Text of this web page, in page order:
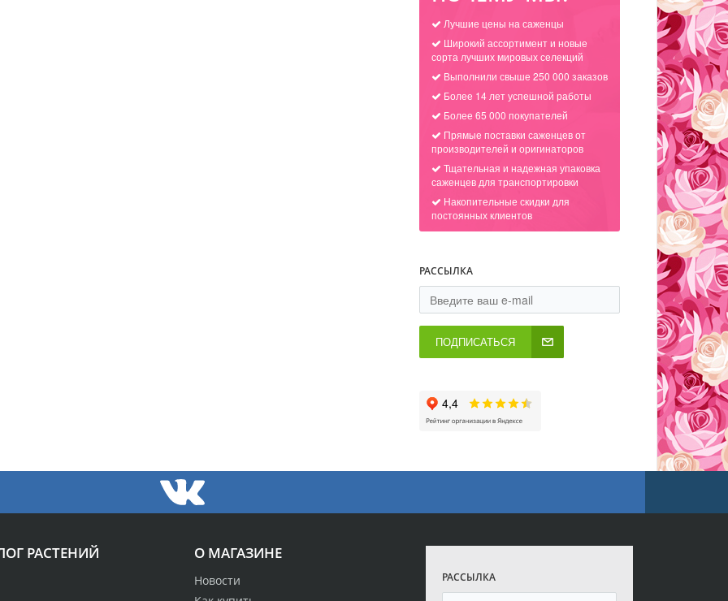
Лучшие цены на саженцы
Широкий ассортимент и новые
сорта лучших мировых селекций
Выполнили свыше 250 000 заказов
Более 14 лет успешной работы
Более 65 000 покупателей
Прямые поставки саженцев от
производителей и оригинаторов
Тщательная и надежная упаковка
саженцев для транспортировки
Накопительные скидки для
постоянных клиентов
РАССЫЛКА
ПОДПИСАТЬСЯ
О МАГАЗИНЕ
Новости
РАСТЕНИЙ
РАССЫЛКА